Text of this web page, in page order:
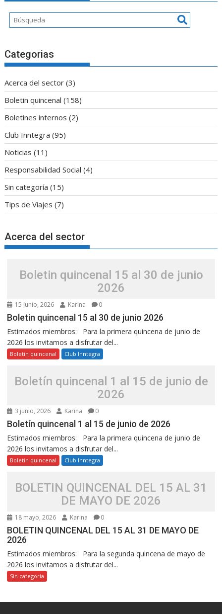
Categorias
Acerca del sector (3)
Boletin quincenal (158)
Boletines internos (2)
Club Inntegra (95)
Noticias (11)
Responsabilidad Social (4)
Sin categoría (15)
Tips de Viajes (7)
Acerca del sector
Boletin quincenal 15 al 30 de junio
2026
15 junio, 2026 Karina 0
Boletin quincenal 15 al 30 de junio 2026
Estimados miembros: Para la primera quincena de junio de
2026 los invitamos a disfrutar del...
Boletin quincenal Club Inntegra
Boletín quincenal 1 al 15 de junio de
2026
3 junio, 2026 Karina 0
Boletín quincenal 1 al 15 de junio de 2026
Estimados miembros: Para la primera quincena de junio de
2026 los invitamos a disfrutar del...
Boletin quincenal Club Inntegra
BOLETIN QUINCENAL DEL 15 AL 31
DE MAYO DE 2026
18 mayo, 2026 Karina 0
BOLETIN QUINCENAL DEL 15 AL 31 DE MAYO DE
2026
Estimados miembros: Para la segunda quincena de mayo de
2026 los invitamos a disfrutar del...
Sin categoría